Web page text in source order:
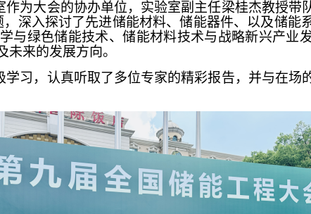
为大会的协办单位，实验室副主任梁桂杰教授带
深入探讨了先进储能材料、储能器件、以及储能
与绿色储能技术、储能材料技术与战略新兴产业
来的发展方向。
习，认真听取了多位专家的精彩报告，并与在场